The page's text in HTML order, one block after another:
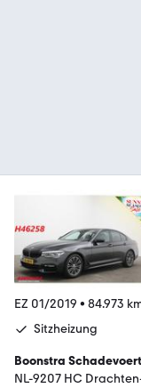
EZ 01/2019 • 84.973
Sitzheizung
Boonstra
NL-9207 HC